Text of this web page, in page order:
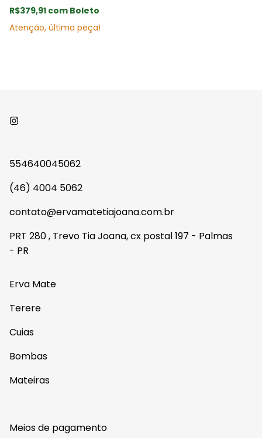
R$379,91 com Boleto
Atenção, última peça!
554640045062
(46) 4004 5062
contato@ervamatetiajoana.com.br
PRT 280 , Trevo Tia Joana, cx postal 197 - Palmas
- PR
Erva Mate
Terere
Cuias
Bombas
Mateiras
Meios de pagamento